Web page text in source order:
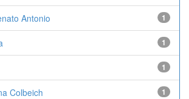
Antonio 1
1
1
Colbeich 1